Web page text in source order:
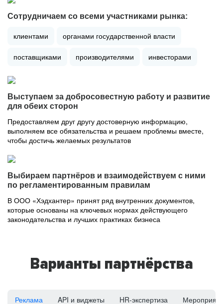
Сотрудничаем со всеми участниками рынка:
клиентами органами государственной власти
поставщиками производителями инвесторами
Выступаем за добросовестную работу и развитие
для обеих сторон
Предоставляем друг другу достоверную информацию,
выполняем все обязательства и решаем проблемы вместе,
чтобы достичь желаемых результатов
Выбираем партнёров и взаимодействуем с ними
по регламентированным правилам
В ООО «Хэдхантер» принят ряд внутренних документов,
которые основаны на ключевых нормах действующего
законодательства и лучших практиках бизнеса
Варианты партнёрства
Реклама API и виджеты HR-экспертиза